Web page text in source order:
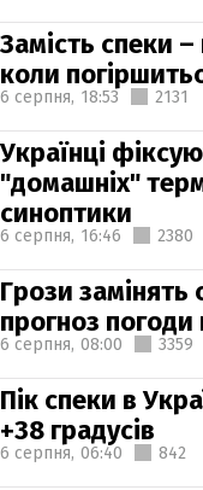
Замість спеки –
коли
6 серпня, 18:53 2131
Українці
"домашніх"
синоптики
6 серпня, 16:46 2380
Грози замінять
прогноз погоди
6 серпня, 08:00 3359
Пік спеки в
+38 градусів
6 серпня, 06:40 842